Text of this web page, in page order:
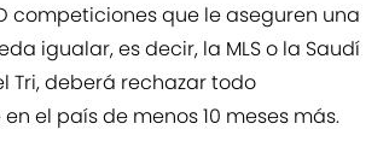
competiciones que le aseguren una
igualar, es decir, la MLS o la Saudí
Tri, deberá rechazar todo
el país de menos 10 meses más.